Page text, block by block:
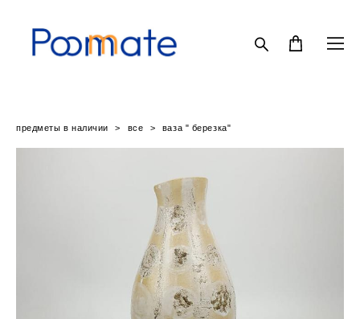
предметы в наличии > все > ваза " березка"